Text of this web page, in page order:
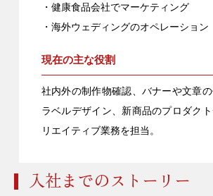
・健康食品会社でマーケティング
・海外ウェディングのオペレーション
現在の主な役割
社内外の制作物確認、バナーや文章
ラベルデザイン、新商品のプロダク
リエイティブ業務を担当。
入社までのストーリー